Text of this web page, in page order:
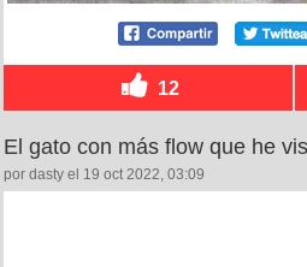
12
El gato con más flow que he
por dasty el 19 oct 2022, 03:09